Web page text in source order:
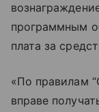
программным
плата за
«По правилам
вправе